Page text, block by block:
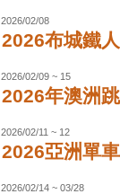
2026/02/08
2026布城鐵
2026/02/09 ~ 15
2026年澳洲
2026/02/11 ~ 12
2026亞洲單
2026/02/14 ~ 03/28